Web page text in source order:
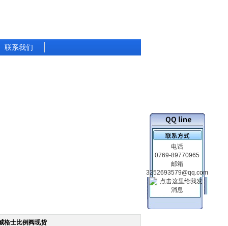
联系我们
格士比例阀现货
电话
0769-89770965
邮箱
3252693579@qq.com